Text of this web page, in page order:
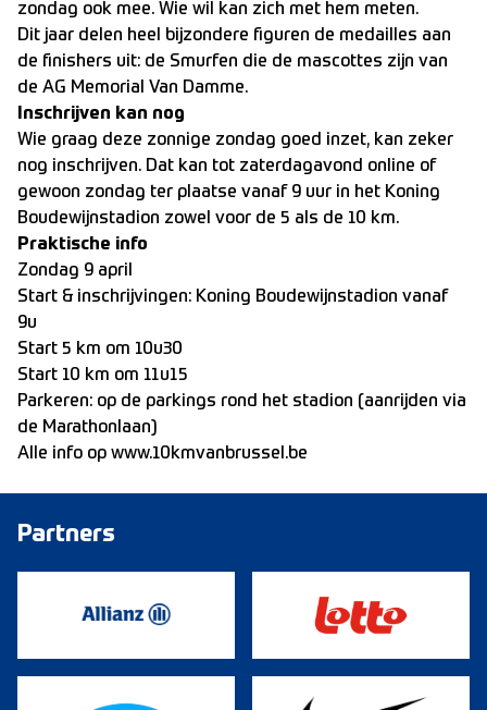
zondag ook mee. Wie wil kan zich met hem meten.
Dit jaar delen heel bijzondere figuren de medailles aan
de finishers uit: de Smurfen die de mascottes zijn van
de AG Memorial Van Damme.
Inschrijven kan nog
Wie graag deze zonnige zondag goed inzet, kan zeker
nog inschrijven. Dat kan tot zaterdagavond online of
gewoon zondag ter plaatse vanaf 9 uur in het Koning
Boudewijnstadion zowel voor de 5 als de 10 km.
Praktische info
Zondag 9 april
Start & inschrijvingen: Koning Boudewijnstadion vanaf
9u
Start 5 km om 10u30
Start 10 km om 11u15
Parkeren: op de parkings rond het stadion (aanrijden via
de Marathonlaan)
Alle info op www.10kmvanbrussel.be
Partners